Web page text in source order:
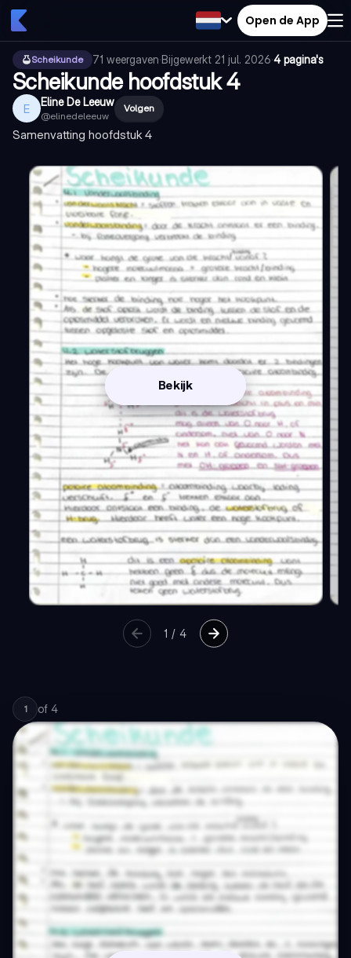
Open de App
Scheikunde 71 weergaven·Bijgewerkt 21 jul. 2026·4 pagina's
Scheikunde hoofdstuk 4
E Eline De Leeuw
@elinedeleeuw
Volgen
Samenvatting hoofdstuk 4
Bekijk
1 /4
1 of 4